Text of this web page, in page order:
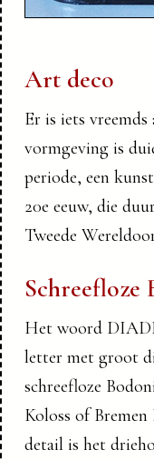
Art deco
Er is iets
vormgeving is
periode, een
20e eeuw, die
Tweede
Schreefloze
Het woord
letter met groot
schreefloze
Koloss of Bremen
detail is het